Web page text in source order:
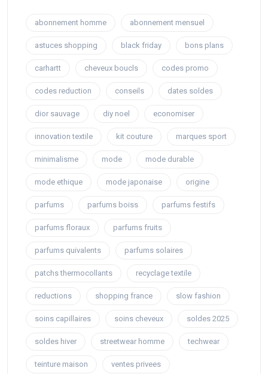
abonnement homme abonnement mensuel
astuces shopping black friday bons plans
carhartt cheveux boucls codes promo
codes reduction conseils dates soldes
dior sauvage diy noel economiser
innovation textile kit couture marques sport
minimalisme mode mode durable
mode ethique mode japonaise origine
parfums parfums boiss parfums festifs
parfums floraux parfums fruits
parfums quivalents parfums solaires
patchs thermocollants recyclage textile
reductions shopping france slow fashion
soins capillaires soins cheveux soldes 2025
soldes hiver streetwear homme techwear
teinture maison ventes privees